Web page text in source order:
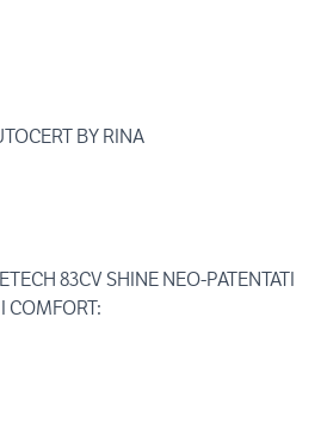
BY RINA
83CV SHINE NEO-PATENTATI
COMFORT: